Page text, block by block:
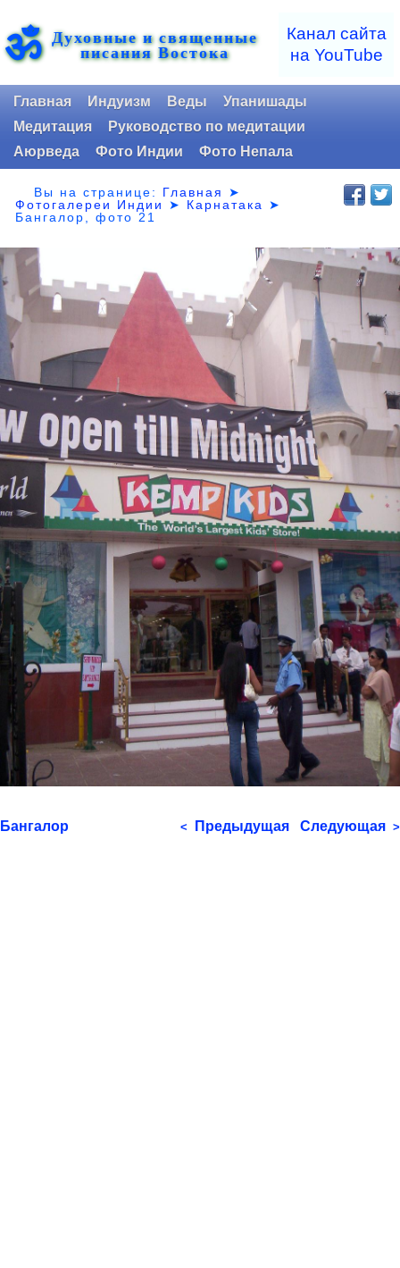
ॐ Духовные и священные
писания Востока
Канал сайта
на YouTube
Главная Индуизм Веды
Упанишады
Медитация
Руководство по медитации
Аюрведа
Фото Индии Фото Непала
Вы на странице: Главная
➤
Фотогалереи Индии
➤ Карнатака
➤
Бангалор, фото 21
Бангалор < Предыдущая Следующая >